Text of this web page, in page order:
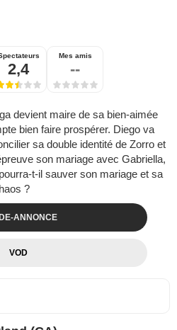
2,4
Mes amis
--
devient maire de sa bien-aimée
bien faire prospérer. Diego va
sa double identité de Zorro et
son mariage avec Gabriella,
t-il sauver son mariage et sa
?
ANNONCE
VOD